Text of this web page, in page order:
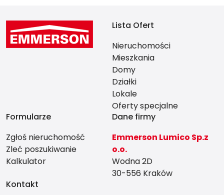
Lista Ofert
Nieruchomości
Mieszkania
Domy
Działki
Lokale
Oferty specjalne
Formularze
Zgłoś nieruchomość
Zleć poszukiwanie
Kalkulator
Dane firmy
Emmerson Lumico Sp.z
o.o.
Wodna 2D
30-556 Kraków
Kontakt